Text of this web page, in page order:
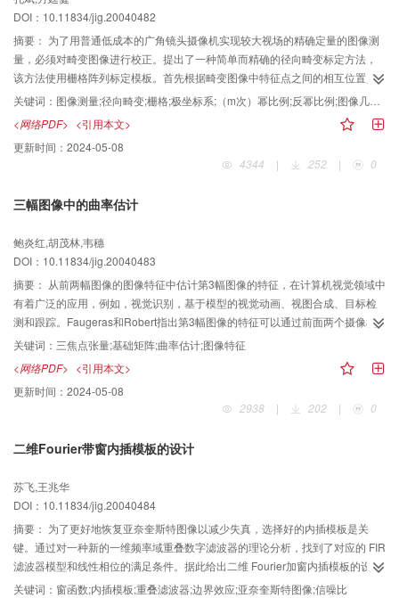
DOI：10.11834/jig.20040482
摘要： 为了用普通低成本的广角镜头摄像机实现较大视场的精确定量的图像测
量，必须对畸变图像进行校正。提出了一种简单而精确的径向畸变标定方法，
该方法使用栅格阵列标定模板。首先根据畸变图像中特征点之间的相互位置关
系构造出理想图像中的特征点位置；然后以不同的畸变中心假设，计算畸变和
理想特征点的矢径坐标，并通过解线性方程组或多项式拟合求出它们之间的函
数关系；最后取矢径均方误差最小的参数组作为标定结果。该法可同时获得畸
变变换和矫正变换的参数。文中还推导了畸变变换多项式系数与校正图像分辨
率之间的反幂比例关系，讨论了畸变函数的阶对校正结果的影响，实验结果表
关键词： 图像测量;径向畸变;栅格;极坐标系;（m次）幂比例;反幂比例;图像几何畸变
<网络PDF> <引用本文>
更新时间： 2024-05-08
4344
| 252 | 0
三幅图像中的曲率估计
鲍炎红,胡茂林,韦穗
DOI：10.11834/jig.20040483
摘要： 从前两幅图像的图像特征中估计第3幅图像的特征，在计算机视觉领域中
有着广泛的应用，例如，视觉识别，基于模型的视觉动画、视图合成、目标检
测和跟踪。Faugeras和Robert指出第3幅图像的特征可以通过前面两个摄像机
图像的双线性函数来进行估计，其基本上是通过基础矩阵来计算的，因而他们
的方法在实际计算过程中有很大的缺陷。为此提出了一种新的估计方法，即从
三焦点张量中来估计第3幅图像的特征。这一方法继承和发展了Faugeras等的
方法。此外还给出了一个定理说明了本文的条件与Faugeras给出的条件是等价
的，但本方法简单目更加系统。实验结果证明了该方法的可靠性。
关键词： 三焦点张量;基础矩阵;曲率估计;图像特征
<网络PDF> <引用本文>
更新时间： 2024-05-08
2938
| 202 | 0
二维Fourier带窗内插模板的设计
苏飞,王兆华
DOI：10.11834/jig.20040484
摘要： 为了更好地恢复亚奈奎斯特图像以减少失真，选择好的内插模板是关
键。通过对一种新的一维频率域重叠数字滤波器的理论分析，找到了对应的 FIR
滤波器模型和线性相位的满足条件。据此给出二维 Fourier加窗内插模板的设计
方案。对 7× 7无窗、单窗和双窗 3种模板的传输特性进行了比较，指出带窗模
关键词： 窗函数;内插模板;重叠滤波器;边界效应;亚奈奎斯特图像;信噪比